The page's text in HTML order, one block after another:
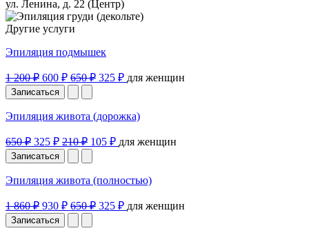
ул. Ленина, д. 22 (Центр)
Другие услуги
Эпиляция подмышек
1 200 ₽ 600 ₽ 650 ₽ 325 ₽ для женщин
Записаться
Эпиляция живота (дорожка)
650 ₽ 325 ₽ 210 ₽ 105 ₽ для женщин
Записаться
Эпиляция живота (полностью)
1 860 ₽ 930 ₽ 650 ₽ 325 ₽ для женщин
Записаться